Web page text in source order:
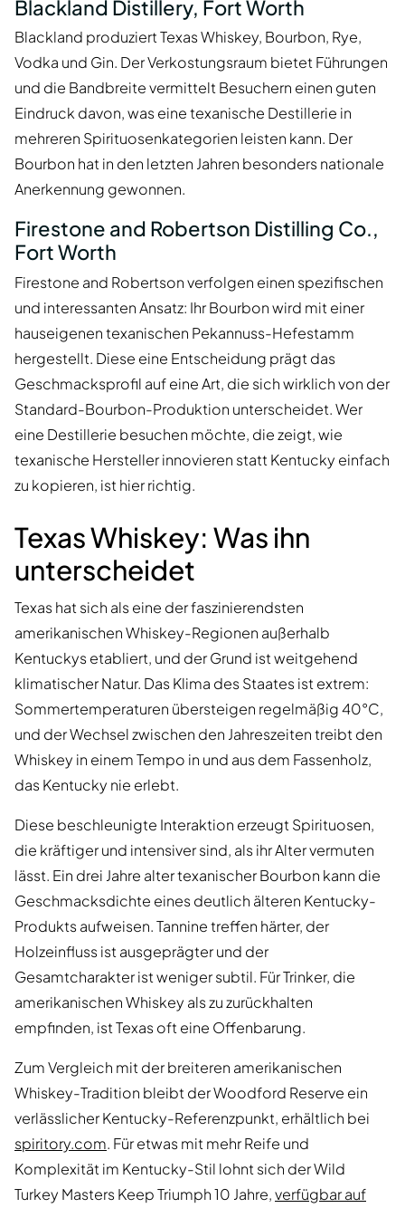
Blackland Distillery, Fort Worth
Blackland produziert Texas Whiskey, Bourbon, Rye,
Vodka und Gin. Der Verkostungsraum bietet Führungen
und die Bandbreite vermittelt Besuchern einen guten
Eindruck davon, was eine texanische Destillerie in
mehreren Spirituosenkategorien leisten kann. Der
Bourbon hat in den letzten Jahren besonders nationale
Anerkennung gewonnen.
Firestone and Robertson Distilling Co.,
Fort Worth
Firestone and Robertson verfolgen einen spezifischen
und interessanten Ansatz: Ihr Bourbon wird mit einer
hauseigenen texanischen Pekannuss-Hefestamm
hergestellt. Diese eine Entscheidung prägt das
Geschmacksprofil auf eine Art, die sich wirklich von der
Standard-Bourbon-Produktion unterscheidet. Wer
eine Destillerie besuchen möchte, die zeigt, wie
texanische Hersteller innovieren statt Kentucky einfach
zu kopieren, ist hier richtig.
Texas Whiskey: Was ihn
unterscheidet
Texas hat sich als eine der faszinierendsten
amerikanischen Whiskey-Regionen außerhalb
Kentuckys etabliert, und der Grund ist weitgehend
klimatischer Natur. Das Klima des Staates ist extrem:
Sommertemperaturen übersteigen regelmäßig 40°C,
und der Wechsel zwischen den Jahreszeiten treibt den
Whiskey in einem Tempo in und aus dem Fassenholz,
das Kentucky nie erlebt.
Diese beschleunigte Interaktion erzeugt Spirituosen,
die kräftiger und intensiver sind, als ihr Alter vermuten
lässt. Ein drei Jahre alter texanischer Bourbon kann die
Geschmacksdichte eines deutlich älteren Kentucky-
Produkts aufweisen. Tannine treffen härter, der
Holzeinfluss ist ausgeprägter und der
Gesamtcharakter ist weniger subtil. Für Trinker, die
amerikanischen Whiskey als zu zurückhalten
empfinden, ist Texas oft eine Offenbarung.
Zum Vergleich mit der breiteren amerikanischen
Whiskey-Tradition bleibt der Woodford Reserve ein
verlässlicher Kentucky-Referenzpunkt, erhältlich bei
spiritory.com. Für etwas mit mehr Reife und
Komplexität im Kentucky-Stil lohnt sich der Wild
Turkey Masters Keep Triumph 10 Jahre,verfügbar auf